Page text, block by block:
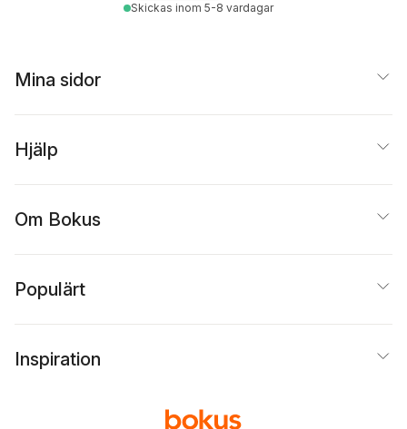
Skickas inom 5-8 vardagar
Mina sidor
Hjälp
Om Bokus
Populärt
Inspiration